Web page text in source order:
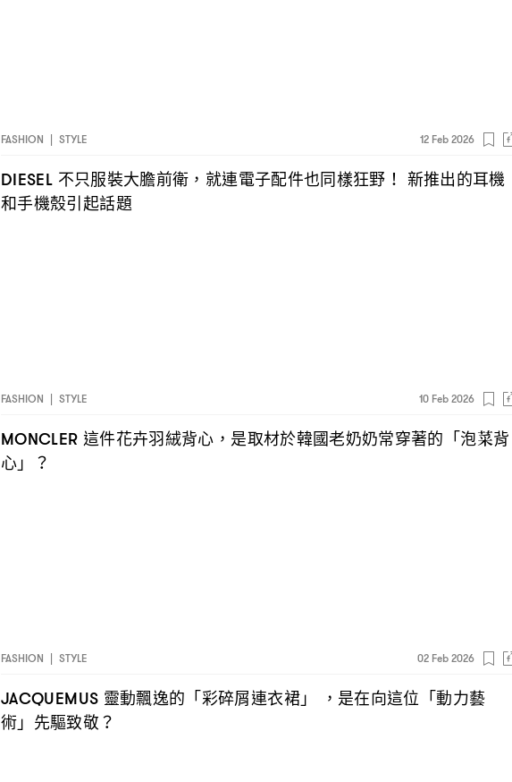
FASHION | STYLE 12 Feb 2026
DIESEL 不只服裝大膽前衛 ， 就連電子配件也同樣狂野 ！ 新推出的耳機
和手機殼引起話題
FASHION | STYLE 10 Feb 2026
MONCLER 這件花卉羽絨背心 ， 是取材於韓國老奶奶常穿著的「泡菜背
心」
？
FASHION | STYLE 02 Feb 2026
JACQUEMUS 靈動飄逸的「彩碎屑連衣裙」 ， 是在向這位「動力藝
術」先驅致敬？